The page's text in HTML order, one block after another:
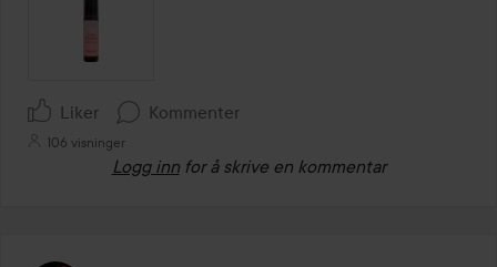
Liker Kommenter
106 visninger
Logg inn for å skrive en kommentar